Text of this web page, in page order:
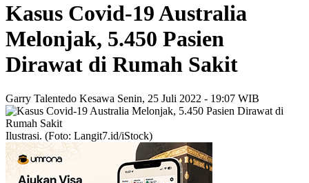
Kasus Covid-19 Australia
Melonjak, 5.450 Pasien
Dirawat di Rumah Sakit
Garry Talentedo Kesawa Senin, 25 Juli 2022 - 19:07 WIB
Ilustrasi. (Foto: Langit7.id/iStock)